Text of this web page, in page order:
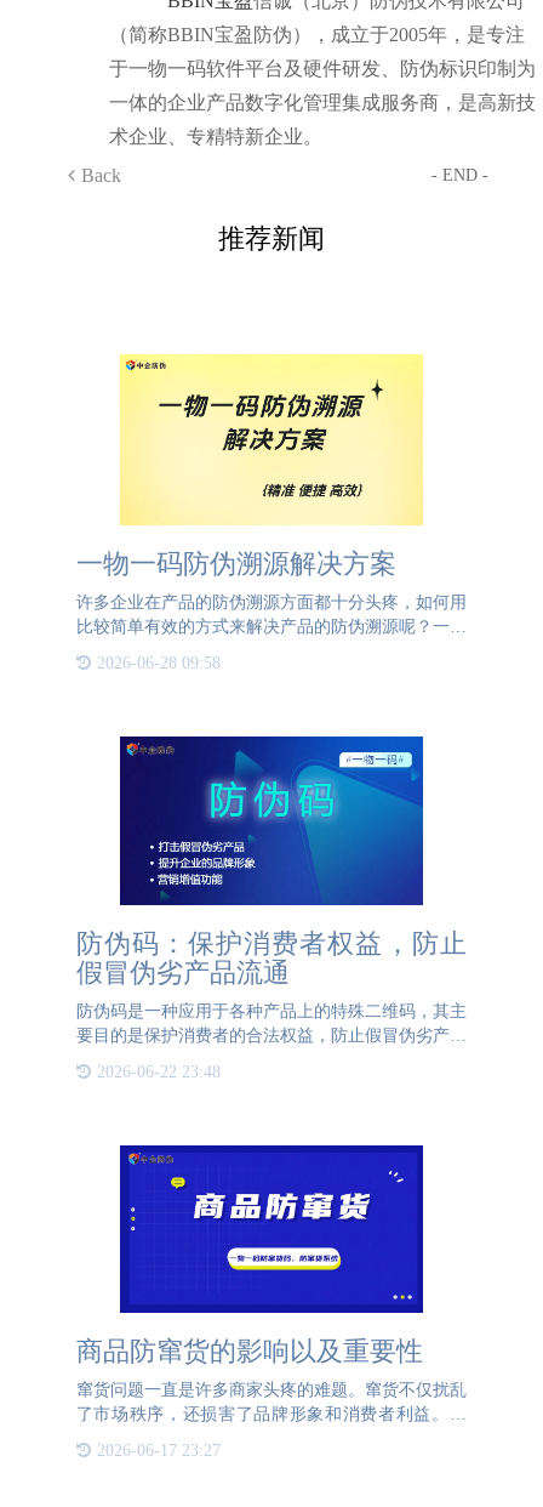
（简称BBIN宝盈防伪），成立于2005年，是专注
于一物一码软件平台及硬件研发、防伪标识印制为
一体的企业产品数字化管理集成服务商，是高新技
术企业、专精特新企业。
Back
- END -
推荐新闻
一物一码防伪溯源解决方案
许多企业在产品的防伪溯源方面都十分头疼，如何用
比较简单有效的方式来解决产品的防伪溯源呢？一物
物一码是为每一个产品上赋予一个独一无二的二维
2026-06-28 09:58
防伪码：保护消费者权益，防止
假冒伪劣产品流通
防伪码是一种应用于各种产品上的特殊二维码，其主
要目的是保护消费者的合法权益，防止假冒伪劣产品
式，使消费者能够轻松辨别产品的真伪，从而确保他
2026-06-22 23:48
商品防窜货的影响以及重要性
窜货问题一直是许多商家头疼的难题。窜货不仅扰乱
了市场秩序，还损害了品牌形象和消费者利益。因
此，防窜货措施的实施显得尤为重要。本文将探讨窜
货的影响以及防窜货的重要性。首先，窜货对市场的
2026-06-17 23:27